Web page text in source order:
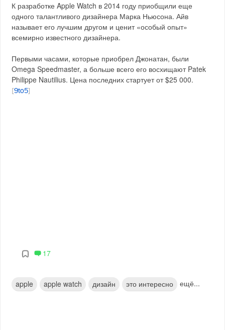
К разработке Apple Watch в 2014 году приобщили еще
одного талантливого дизайнера Марка Ньюсона. Айв
называет его лучшим другом и ценит «особый опыт»
всемирно известного дизайнера.
Первыми часами, которые приобрел Джонатан, были
Omega Speedmaster, а больше всего его восхищают Patek
Philippe Nautilius. Цена последних стартует от $25 000.
[9to5
17
apple apple watch дизайн это интересно ещё...